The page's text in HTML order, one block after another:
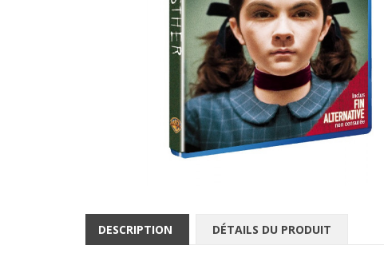
DESCRIPTION DÉTAILS DU PRODUIT